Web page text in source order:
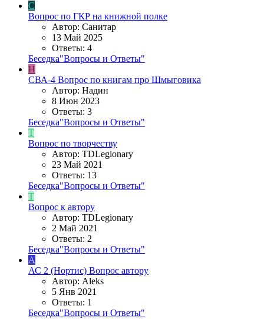
С
Вопрос по ГКР на книжной полке
Автор: Санитар
13 Май 2025
Ответы: 4
Беседка"Вопросы и Ответы"
Н
СВА-4 Вопрос по книгам про Шмыговика
Автор: Надин
8 Июн 2023
Ответы: 3
Беседка"Вопросы и Ответы"
T
Вопрос по творчеству
Автор: TDLegionary
23 Май 2021
Ответы: 13
Беседка"Вопросы и Ответы"
T
Вопрос к автору
Автор: TDLegionary
2 Май 2021
Ответы: 2
Беседка"Вопросы и Ответы"
A
АС 2 (Нортис) Вопрос автору
Автор: Aleks
5 Янв 2021
Ответы: 1
Беседка"Вопросы и Ответы"